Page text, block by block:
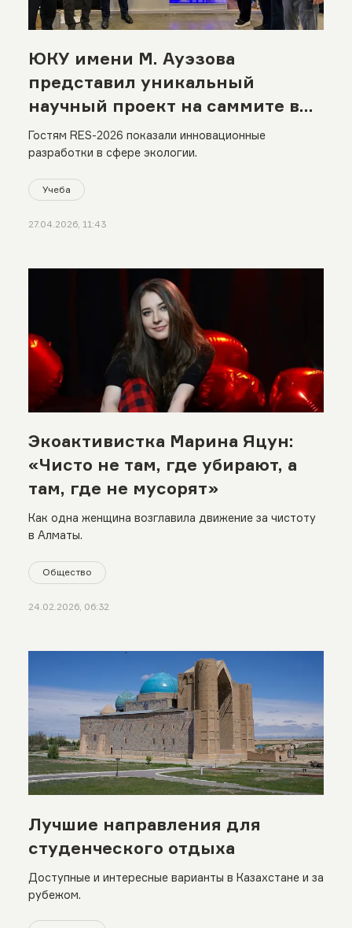
ЮКУ имени М. Ауэзова
представил уникальный
научный проект на саммите в
Астане
Гостям RES-2026 показали инновационные
разработки в сфере экологии.
Учеба
27.04.2026, 11:43
Экоактивистка Марина Яцун:
«Чисто не там, где убирают, а
там, где не мусорят»
Как одна женщина возглавила движение за чистоту
в Алматы.
Общество
24.02.2026, 06:32
Лучшие направления для
студенческого отдыха
Доступные и интересные варианты в Казахстане и за
рубежом.